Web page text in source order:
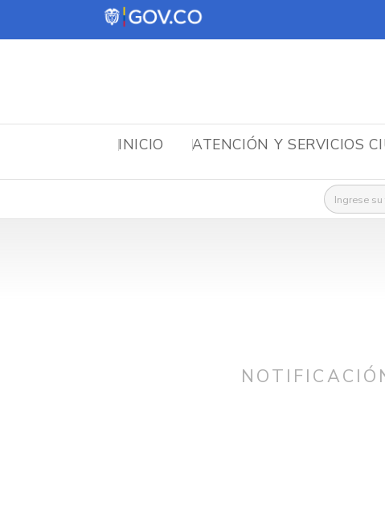
INICIO ATENCIÓN Y SERVICIOS
Buscar: